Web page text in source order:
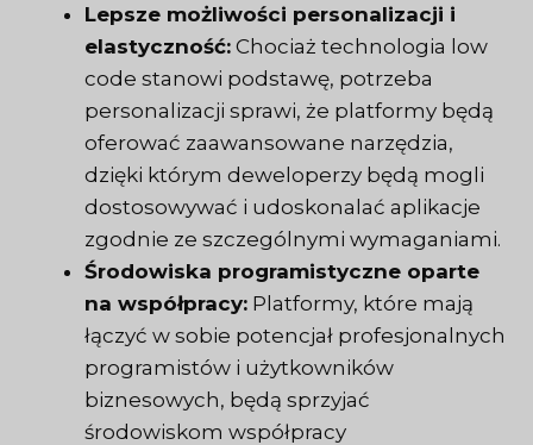
Lepsze możliwości personalizacji i
elastyczność: Chociaż technologia low
code stanowi podstawę, potrzeba
personalizacji sprawi, że platformy będą
oferować zaawansowane narzędzia,
dzięki którym deweloperzy będą mogli
dostosowywać i udoskonalać aplikacje
zgodnie ze szczególnymi wymaganiami.
Środowiska programistyczne oparte
na współpracy: Platformy, które mają
łączyć w sobie potencjał profesjonalnych
programistów i użytkowników
biznesowych, będą sprzyjać
środowiskom współpracy